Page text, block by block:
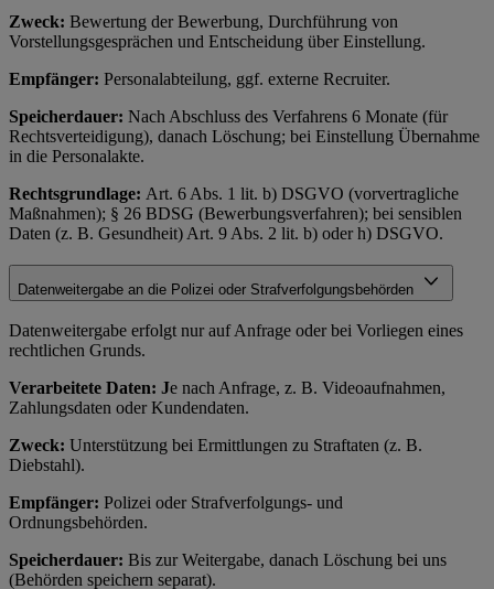
Zweck: Bewertung der Bewerbung, Durchführung von
Vorstellungsgesprächen und Entscheidung über Einstellung.
Empfänger: Personalabteilung, ggf. externe Recruiter.
Speicherdauer: Nach Abschluss des Verfahrens 6 Monate (für
Rechtsverteidigung), danach Löschung; bei Einstellung Übernahme
in die Personalakte.
Rechtsgrundlage: Art. 6 Abs. 1 lit. b) DSGVO (vorvertragliche
Maßnahmen); § 26 BDSG (Bewerbungsverfahren); bei sensiblen
Daten (z. B. Gesundheit) Art. 9 Abs. 2 lit. b) oder h) DSGVO.
Datenweitergabe an die Polizei oder Strafverfolgungsbehörden
Datenweitergabe erfolgt nur auf Anfrage oder bei Vorliegen eines
rechtlichen Grunds.
Verarbeitete Daten: Je nach Anfrage, z. B. Videoaufnahmen,
Zahlungsdaten oder Kundendaten.
Zweck: Unterstützung bei Ermittlungen zu Straftaten (z. B.
Diebstahl).
Empfänger: Polizei oder Strafverfolgungs- und
Ordnungsbehörden.
Speicherdauer: Bis zur Weitergabe, danach Löschung bei uns
(Behörden speichern separat).